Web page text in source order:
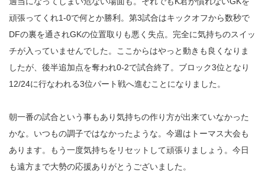
頑張ってくれ1-0で何とか勝利。第3試合はキックオフから数秒で
DFの裏を通されGKの位置取りも悪く失点。完全に気持ちのスイッ
チが入っていませんでした。ここからはやっと動きも良くなりま
したが、後半追加点を奪われ0-2で試合終了。ブロック3位となり
12/24に行なわれる3位パート戦へ進むことになりました。
朝一番の試合という事もあり気持ちの作り方が出来ていなかった
かな。いつもの調子ではなかったような。今週はトーマス大会も
あります。もう一度気持ちをリセットして頑張りましょう。今日
も遠方まで大勢の応援ありがとうございました。